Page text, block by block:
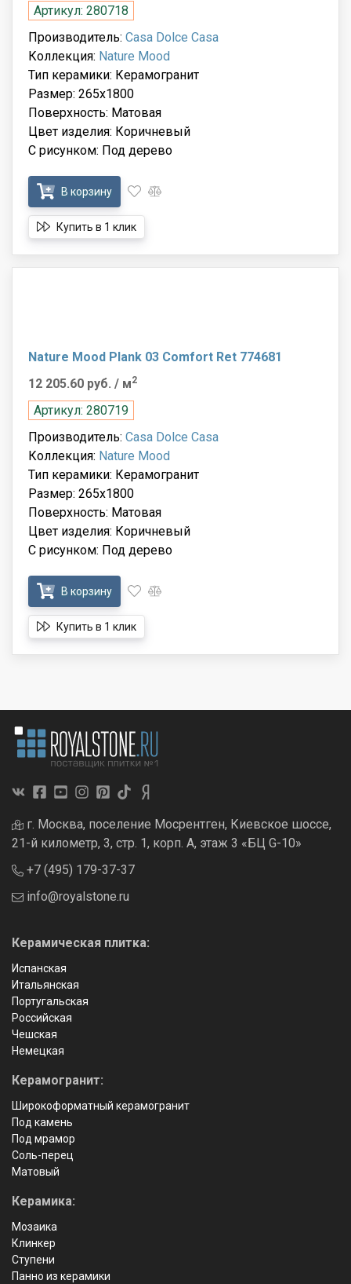
Артикул: 280718
Производитель: Casa Dolce Casa
Коллекция: Nature Mood
Тип керамики: Керамогранит
Размер: 265x1800
Поверхность: Матовая
Цвет изделия: Коричневый
С рисунком: Под дерево
В корзину
Купить в 1 клик
Nature Mood Plank 03 Comfort Ret 774681
12 205.60 руб. / м2
Артикул: 280719
Производитель: Casa Dolce Casa
Коллекция: Nature Mood
Тип керамики: Керамогранит
Размер: 265x1800
Поверхность: Матовая
Цвет изделия: Коричневый
С рисунком: Под дерево
В корзину
Купить в 1 клик
г. Москва, поселение Мосрентген, Киевское шоссе,
21-й километр, 3, стр. 1, корп. А, этаж 3 «БЦ G-10»
+7 (495) 179-37-37
info@royalstone.ru
Керамическая плитка:
Испанская
Итальянская
Португальская
Российская
Чешская
Немецкая
Керамогранит:
Широкоформатный керамогранит
Под камень
Под мрамор
Соль-перец
Матовый
Керамика:
Мозаика
Клинкер
Ступени
Панно из керамики